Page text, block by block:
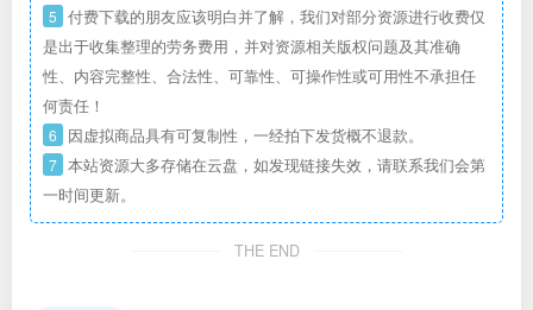
5 付费下载的朋友应该明白并了解，我们对部分资源进行收费仅
是出于收集整理的劳务费用，并对资源相关版权问题及其准确
性、内容完整性、合法性、可靠性、可操作性或可用性不承担任
何责任！
6 因虚拟商品具有可复制性，一经拍下发货概不退款。
7 本站资源大多存储在云盘，如发现链接失效，请联系我们会第
一时间更新。
THE END